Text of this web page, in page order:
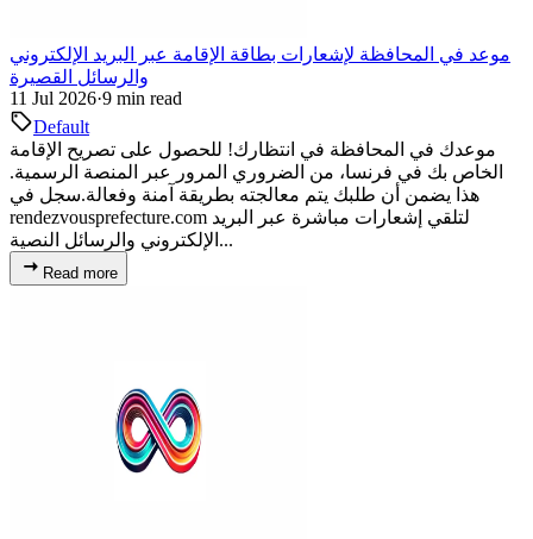
موعد في المحافظة لإشعارات بطاقة الإقامة عبر البريد الإلكتروني
والرسائل القصيرة
11 Jul 2026·9 min read
Default
موعدك في المحافظة في انتظارك! للحصول على تصريح الإقامة
الخاص بك في فرنسا، من الضروري المرور عبر المنصة الرسمية.
هذا يضمن أن طلبك يتم معالجته بطريقة آمنة وفعالة.سجل في
rendezvousprefecture.com لتلقي إشعارات مباشرة عبر البريد
الإلكتروني والرسائل النصية...
Read more